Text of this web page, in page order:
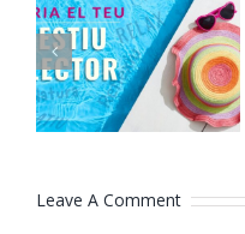
Tria el teu
estiu
lector
Leave A Comment